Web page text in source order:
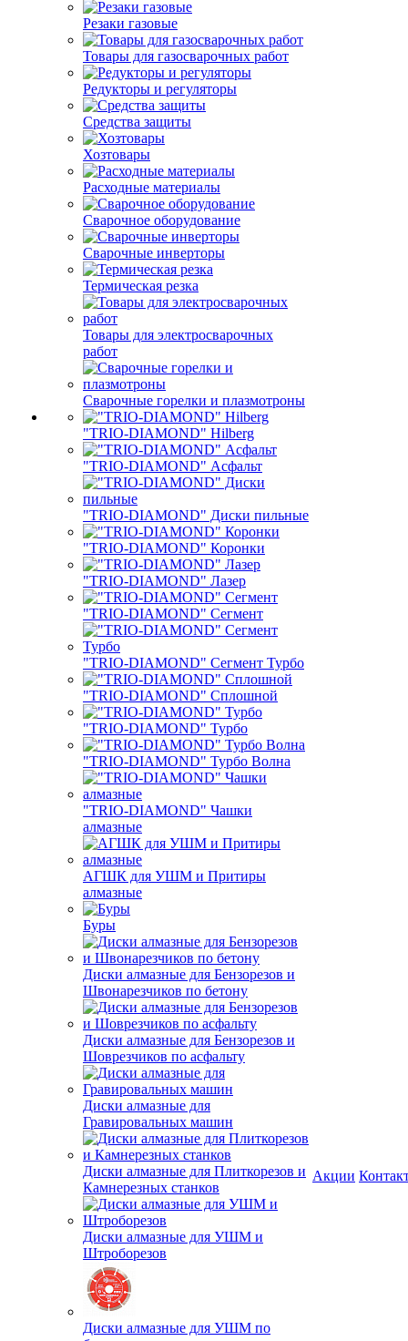
Резаки газовые
Товары для газосварочных работ
Редукторы и регуляторы
Средства защиты
Хозтовары
Расходные материалы
Сварочное оборудование
Сварочные инверторы
Термическая резка
Товары для электросварочных
работ
Сварочные горелки и плазмотроны
"TRIO-DIAMOND" Hilberg
"TRIO-DIAMOND" Асфальт
"TRIO-DIAMOND" Диски пильные
"TRIO-DIAMOND" Коронки
"TRIO-DIAMOND" Лазер
"TRIO-DIAMOND" Сегмент
"TRIO-DIAMOND" Сегмент Турбо
"TRIO-DIAMOND" Сплошной
"TRIO-DIAMOND" Турбо
"TRIO-DIAMOND" Турбо Волна
"TRIO-DIAMOND" Чашки
алмазные
АГШК для УШМ и Притиры
алмазные
Буры
Диски алмазные для Бензорезов и
Швонарезчиков по бетону
Диски алмазные для Бензорезов и
Шоврезчиков по асфальту
Диски алмазные для
Гравировальных машин
Диски алмазные для Плиткорезов и
Камнерезных станков
Диски алмазные для УШМ и
Штроборезов
Диски алмазные для УШМ по
Акции